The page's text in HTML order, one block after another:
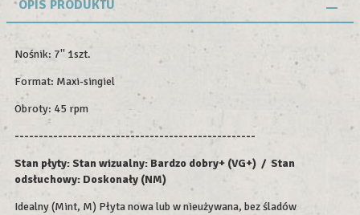
OPIS PRODUKTU
Nośnik: 7'' 1szt.
Format: Maxi-singiel
Obroty: 45 rpm
--------------------------------------------------
Stan płyty: Stan wizualny: Bardzo dobry+ (VG+) / Stan
odsłuchowy: Doskonały (NM)
Idealny (Mint, M) Płyta nowa lub w nieużywana, bez śladów